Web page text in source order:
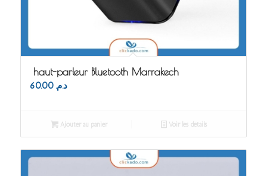
haut-parleur Bluetooth Marrakech
د.م. 60.00
Ajouter au panier Voir les détails